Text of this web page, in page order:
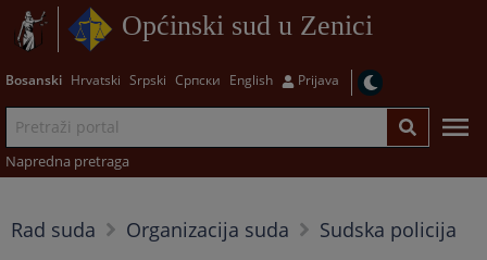
Općinski sud u Zenici
Bosanski Hrvatski Srpski Српски English Prijava
Napredna pretraga
Rad suda Organizacija suda Sudska policija